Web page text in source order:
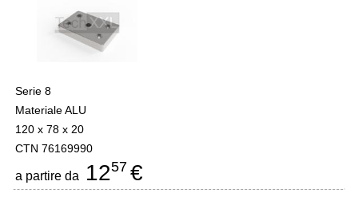
Serie 8
Materiale ALU
120 x 78 x 20
CTN 76169990
a partire da 1257 €